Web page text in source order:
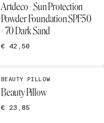
Artdeco - Sun Protection
Powder Foundation SPF50
- 70 Dark Sand
€ 42,50
BEAUTY PILLOW
Beauty Pillow
€ 23,85